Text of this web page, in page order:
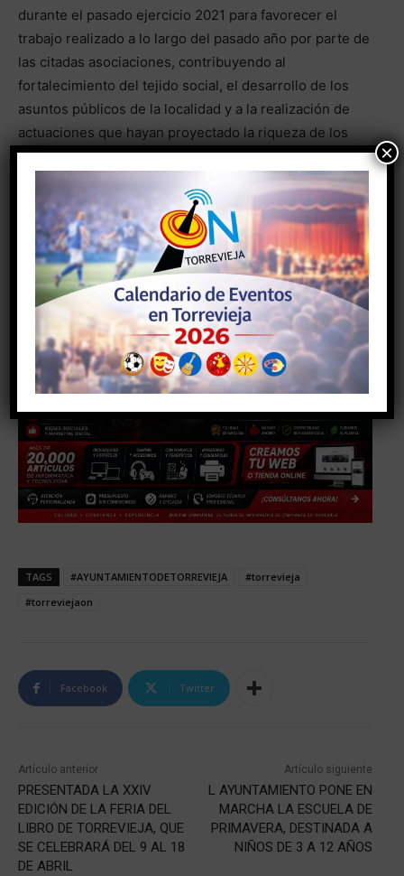
durante el pasado ejercicio 2021 para favorecer el
trabajo realizado a lo largo del pasado año por parte de
las citadas asociaciones, contribuyendo al
fortalecimiento del tejido social, el desarrollo de los
asuntos públicos de la localidad y a la realización de
actuaciones que hayan proyectado la riqueza de los
colectivos de Torrevieja.
- Anuncio -
TAGS #AYUNTAMIENTODETORREVIEJA
#torrevieja
#torreviejaon
Facebook Twitter
Artículo anterior
PRESENTADA LA XXIV
EDICIÓN DE LA FERIA DEL
LIBRO DE TORREVIEJA, QUE
SE CELEBRARÁ DEL 9 AL 18
DE ABRIL
Artículo siguiente
L AYUNTAMIENTO PONE EN
MARCHA LA ESCUELA DE
PRIMAVERA, DESTINADA A
NIÑOS DE 3 A 12 AÑOS
×